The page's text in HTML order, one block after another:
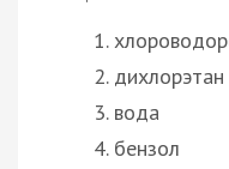
дихлорэтан
вода
бензол